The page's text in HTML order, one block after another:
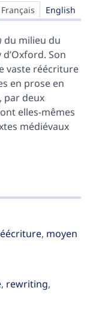
Français English
du milieu du
Son
vaste réécriture
en prose en
par deux
elles-mêmes
médiévaux
, moyen
, rewriting,